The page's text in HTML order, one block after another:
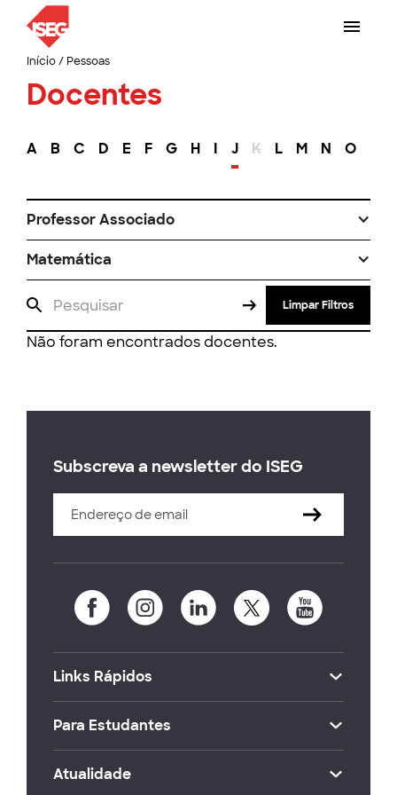
Início/ Pessoas
Docentes
A B C D E F G H I J K L M N O
Professor Associado
Matemática
Limpar Filtros
Não foram encontrados docentes.
Subscreva a newsletter do ISEG
Links Rápidos
Para Estudantes
Atualidade